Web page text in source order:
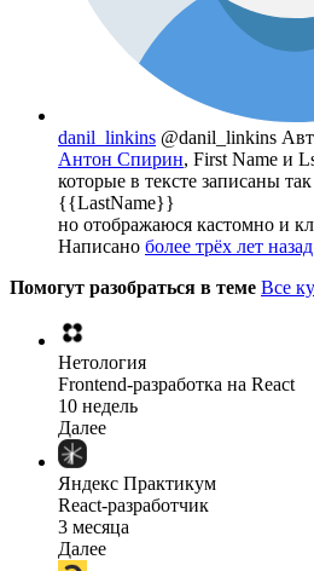
danil_linkins @danil_linkins
Антон Спирин, First Name и
которые в тексте записаны
{{LastName}}
но отображаюся кастомно и
Написано более трёх лет назад
Помогут разобраться в теме Все
Нетология
Frontend-разработка на React
10 недель
Далее
Яндекс Практикум
React-разработчик
3 месяца
Далее